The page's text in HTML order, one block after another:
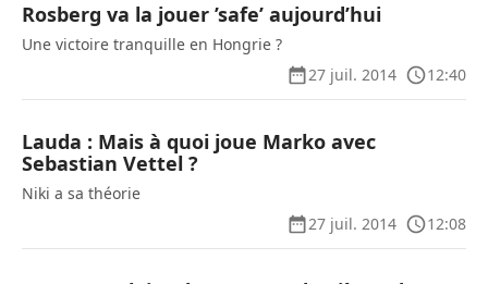
Rosberg va la jouer ’safe’ aujourd’hui
Une victoire tranquille en Hongrie ?
27 juil. 2014
12:40
Lauda : Mais à quoi joue Marko avec
Sebastian Vettel ?
Niki a sa théorie
27 juil. 2014
12:08